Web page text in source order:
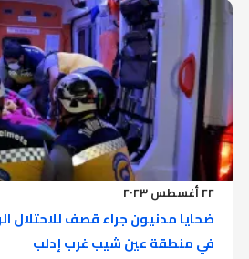
٢٢ أغسطس ٢٠٢٣
ضحايا مدنيون جراء قصف للاحتلال
في منطقة عين شيب غرب إدلب